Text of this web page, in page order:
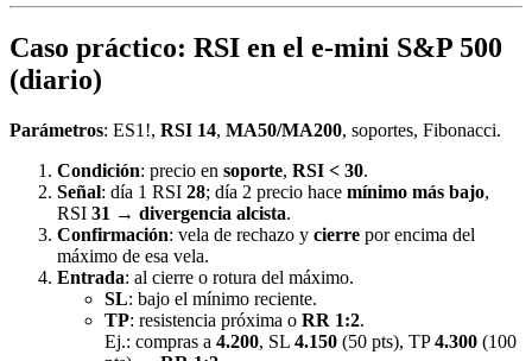
Caso práctico: RSI en el e-mini S&P 500
(diario)
Parámetros: ES1!, RSI 14, MA50/MA200, soportes, Fibonacci.
Condición: precio en soporte, RSI < 30.
Señal: día 1 RSI 28; día 2 precio hace mínimo más bajo,
RSI 31 → divergencia alcista.
Confirmación: vela de rechazo y cierre por encima del
máximo de esa vela.
Entrada: al cierre o rotura del máximo.
SL: bajo el mínimo reciente.
TP: resistencia próxima o RR 1:2.
Ej.: compras a 4.200, SL 4.150 (50 pts), TP4.300 (100